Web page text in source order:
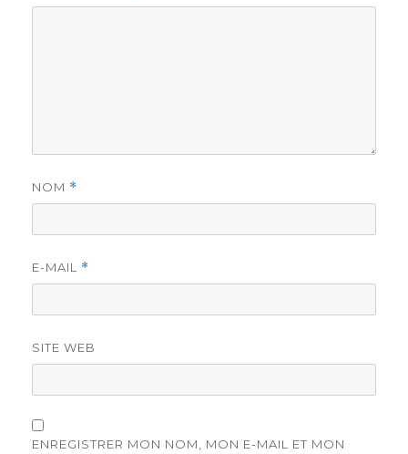
NOM *
E-MAIL *
SITE WEB
ENREGISTRER MON NOM, MON E-MAIL ET MON